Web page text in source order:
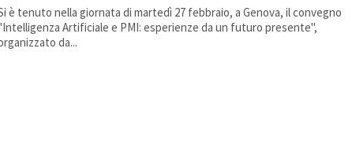
è tenuto nella giornata di martedì 27 febbraio, a Genova, il convegno
Artificiale e PMI: esperienze da un futuro presente",
da...